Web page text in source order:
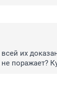
их
поражает?